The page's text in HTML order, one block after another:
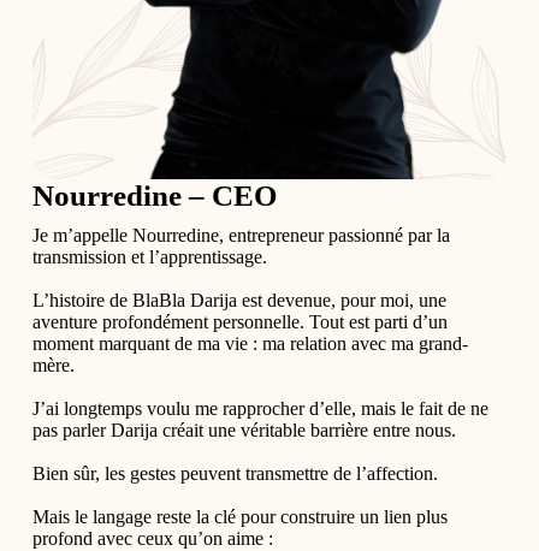
Nourredine – CEO
Je m’appelle Nourredine, entrepreneur passionné par la
transmission et l’apprentissage.
L’histoire de BlaBla Darija est devenue, pour moi, une
aventure profondément personnelle. Tout est parti d’un
moment marquant de ma vie : ma relation avec ma grand-
mère.
J’ai longtemps voulu me rapprocher d’elle, mais le fait de ne
pas parler Darija créait une véritable barrière entre nous.
Bien sûr, les gestes peuvent transmettre de l’affection.
Mais le langage reste la clé pour construire un lien plus
profond avec ceux qu’on aime :